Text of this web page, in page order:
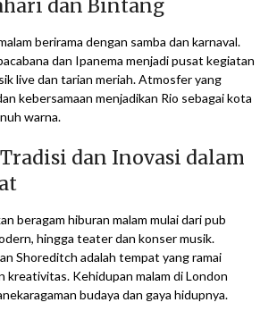
dan Bintang
berirama dengan samba dan karnaval.
dan Ipanema menjadi pusat kegiatan
live dan tarian meriah. Atmosfer yang
kebersamaan menjadikan Rio sebagai kota
warna.
dan Inovasi dalam
beragam hiburan malam mulai dari pub
hingga teater dan konser musik.
Shoreditch adalah tempat yang ramai
kreativitas. Kehidupan malam di London
budaya dan gaya hidupnya.